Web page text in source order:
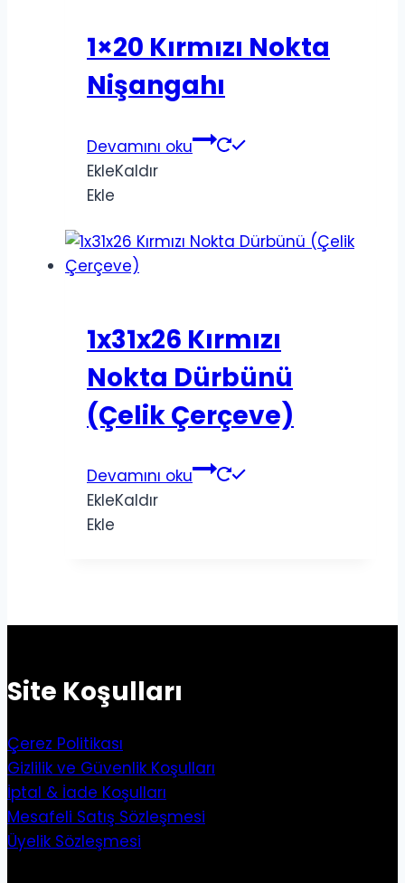
1×20 Kırmızı Nokta
Nişangahı
Devamını oku
EkleKaldır
Ekle
1x31x26 Kırmızı
Nokta Dürbünü
(Çelik Çerçeve)
Devamını oku
EkleKaldır
Ekle
Site Koşulları
Çerez Politikası
Gizlilik ve Güvenlik Koşulları
İptal & İade Koşulları
Mesafeli Satış Sözleşmesi
Üyelik Sözleşmesi